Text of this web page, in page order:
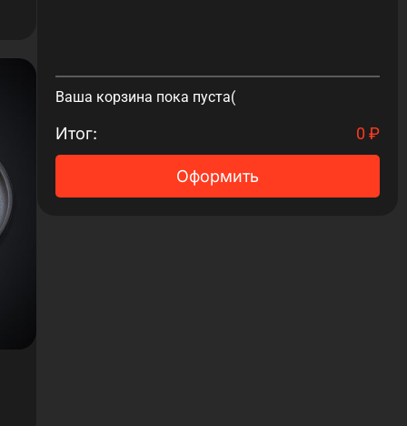
Ваша корзина пока пуста(
Итог: 0 ₽
Оформить